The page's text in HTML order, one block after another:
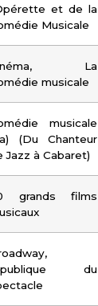
et de la
Musicale
La
musicale
musicale
(Du Chanteur
Jazz à Cabaret)
grands films
du